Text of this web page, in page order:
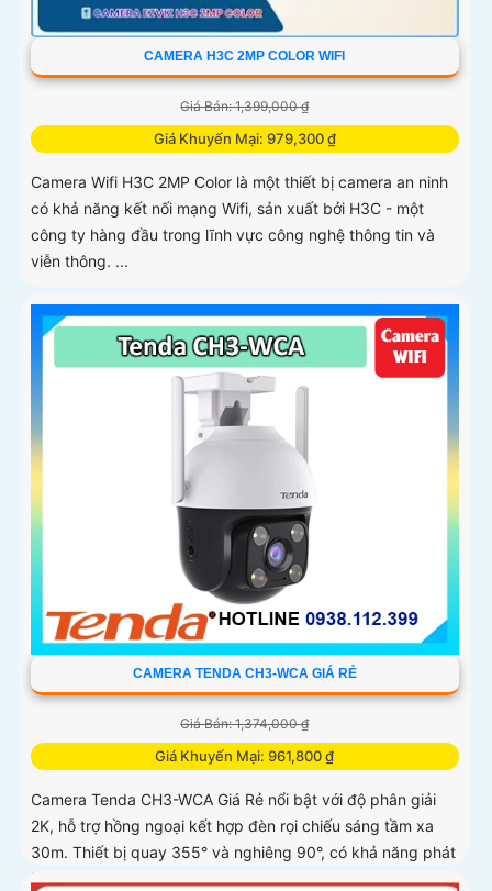
CAMERA H3C 2MP COLOR WIFI
Giá Bán: 1,399,000 ₫
Giá Khuyến Mại: 979,300 ₫
Camera Wifi H3C 2MP Color là một thiết bị camera an ninh
có khả năng kết nối mạng Wifi, sản xuất bởi H3C - một
công ty hàng đầu trong lĩnh vực công nghệ thông tin và
viễn thông. ...
CAMERA TENDA CH3-WCA GIÁ RẺ
Giá Bán: 1,374,000 ₫
Giá Khuyến Mại: 961,800 ₫
Camera Tenda CH3-WCA Giá Rẻ nổi bật với độ phân giải
2K, hỗ trợ hồng ngoại kết hợp đèn rọi chiếu sáng tầm xa
30m. Thiết bị quay 355° và nghiêng 90°, có khả năng phát
hiện chuyển động, con người, phương tiện